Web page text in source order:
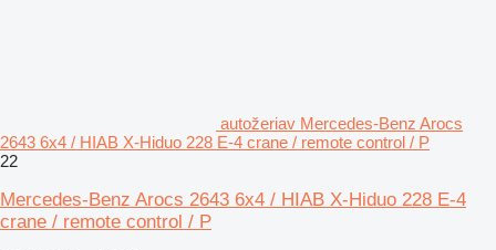
autožeriav Mercedes-Benz Arocs
2643 6x4 / HIAB X-Hiduo 228 E-4 crane / remote control / P
22
Mercedes-Benz Arocs 2643 6x4 / HIAB X-Hiduo 228 E-4
crane / remote control / P